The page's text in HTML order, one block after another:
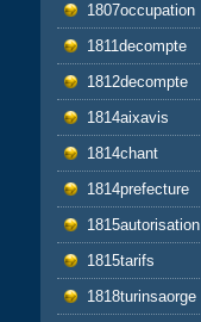
1807occupation
1811decompte
1812decompte
1814aixavis
1814chant
1814prefecture
1815autorisation
1815tarifs
1818turinsaorge